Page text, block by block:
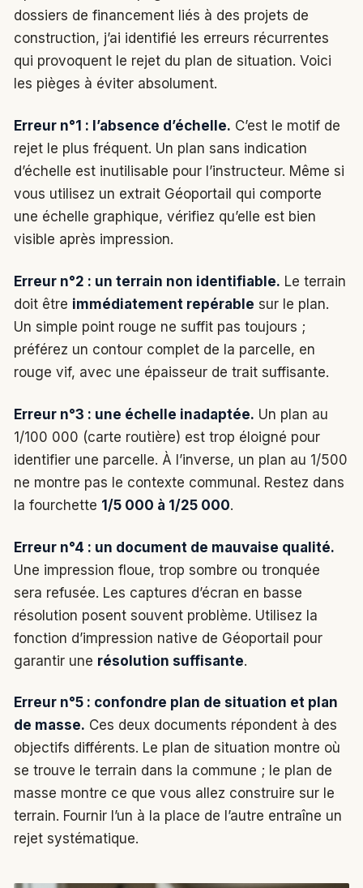
dossiers de financement liés à des projets de
construction, j’ai identifié les erreurs récurrentes
qui provoquent le rejet du plan de situation. Voici
les pièges à éviter absolument.
Erreur n°1 : l’absence d’échelle. C’est le motif de
rejet le plus fréquent. Un plan sans indication
d’échelle est inutilisable pour l’instructeur. Même si
vous utilisez un extrait Géoportail qui comporte
une échelle graphique, vérifiez qu’elle est bien
visible après impression.
Erreur n°2 : un terrain non identifiable. Le terrain
doit être immédiatement repérable sur le plan.
Un simple point rouge ne suffit pas toujours ;
préférez un contour complet de la parcelle, en
rouge vif, avec une épaisseur de trait suffisante.
Erreur n°3 : une échelle inadaptée. Un plan au
1/100 000 (carte routière) est trop éloigné pour
identifier une parcelle. À l’inverse, un plan au 1/500
ne montre pas le contexte communal. Restez dans
la fourchette 1/5 000 à 1/25 000.
Erreur n°4 : un document de mauvaise qualité.
Une impression floue, trop sombre ou tronquée
sera refusée. Les captures d’écran en basse
résolution posent souvent problème. Utilisez la
fonction d’impression native de Géoportail pour
garantir une résolution suffisante.
Erreur n°5 : confondre plan de situation et plan
de masse. Ces deux documents répondent à des
objectifs différents. Le plan de situation montre où
se trouve le terrain dans la commune ; le plan de
masse montre ce que vous allez construire sur le
terrain. Fournir l’un à la place de l’autre entraîne un
rejet systématique.